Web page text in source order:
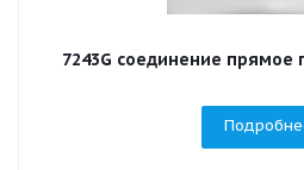
7243G соединение прямое